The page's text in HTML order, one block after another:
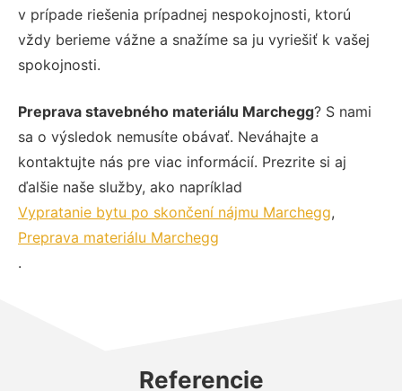
v prípade riešenia prípadnej nespokojnosti, ktorú
vždy berieme vážne a snažíme sa ju vyriešiť k vašej
spokojnosti.
Preprava stavebného materiálu Marchegg? S nami
sa o výsledok nemusíte obávať. Neváhajte a
kontaktujte nás pre viac informácií. Prezrite si aj
ďalšie naše služby, ako napríklad
Vypratanie bytu po skončení nájmu Marchegg,
Preprava materiálu Marchegg
.
Referencie